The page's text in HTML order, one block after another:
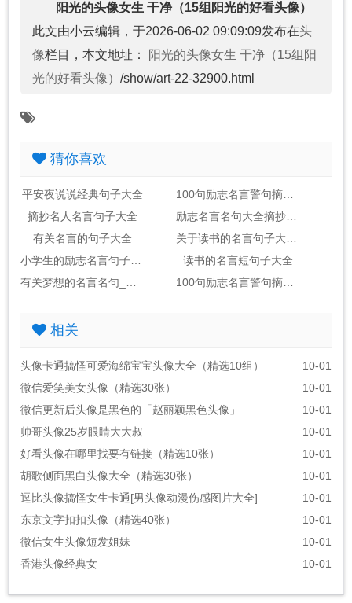
阳光的头像女生 干净（15组阳光的好看头像）
此文由小云编辑，于2026-06-02 09:09:09发布在头
像栏目，本文地址：
阳光的头像女生 干净（15组阳
光的好看头像） /show/art-22-32900.html
猜你喜欢
平安夜说说经典句子大全
摘抄名人名言句子大全
有关名言的句子大全
读书的名言短句子大全
相关
头像卡通搞怪可爱海绵宝宝头像大全（精选10组）
10-01
微信爱笑美女头像（精选30张）
10-01
微信更新后头像是黑色的「赵丽颖黑色头像」
10-01
帅哥头像25岁眼睛大大叔
10-01
好看头像在哪里找要有链接（精选10张）
10-01
胡歌侧面黑白头像大全（精选30张）
10-01
逗比头像搞怪女生卡通[男头像动漫伤感图片大全]
10-01
东京文字扣扣头像（精选40张）
10-01
微信女生头像短发姐妹
10-01
香港头像经典女
10-01